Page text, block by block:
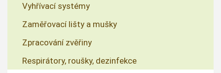
Vyhřívací systémy
Zaměřovací lišty a mušky
Zpracování zvěřiny
Respirátory, roušky, dezinfekce